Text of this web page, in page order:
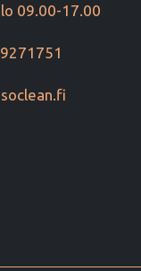
09.00-17.00